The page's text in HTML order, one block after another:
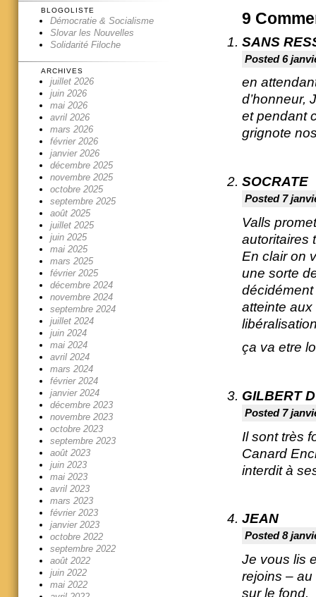
9
SANS
Posted 6
en
d’honneur,
et pendant
grignote
SOCRATE
Posted 7
Valls
autoritaires
En clair on
une sorte
décidément
atteinte
ça va etre
GILBERT
Posted 7
Il sont très
Canard
interdit à
JEAN
Posted 8
Je vous lis
rejoins –
sur le fond.
BLOGOLISTE
Démocratie & Socialisme
Slovar les Nouvelles
Solidarité Filoche
ARCHIVES
juillet 2026
juin 2026
mai 2026
avril 2026
mars 2026
février 2026
janvier 2026
décembre 2025
novembre 2025
octobre 2025
septembre 2025
août 2025
juillet 2025
juin 2025
mai 2025
mars 2025
février 2025
décembre 2024
novembre 2024
septembre 2024
juillet 2024
juin 2024
mai 2024
avril 2024
mars 2024
février 2024
janvier 2024
décembre 2023
novembre 2023
octobre 2023
septembre 2023
août 2023
juin 2023
mai 2023
avril 2023
mars 2023
février 2023
janvier 2023
octobre 2022
septembre 2022
août 2022
juin 2022
mai 2022